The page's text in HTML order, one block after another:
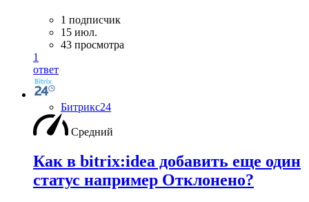
1 подписчик
15 июл.
43 просмотра
1
ответ
Битрикс24
Средний
Как в bitrix:idea добавить еще один
статус например Отклонено?